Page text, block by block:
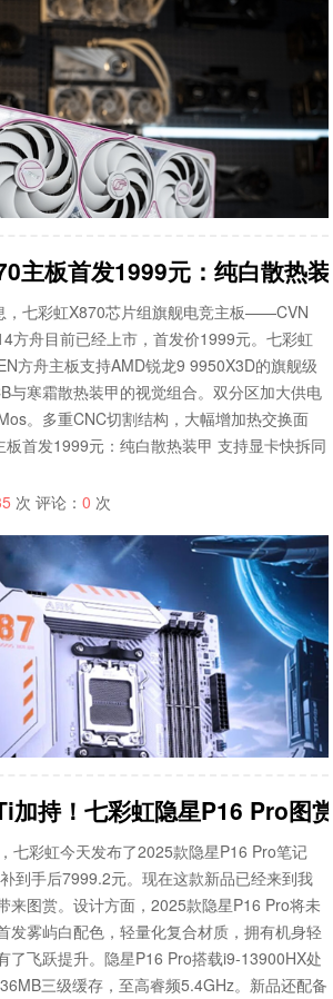
主板首发1999元：纯白散热
，七彩虹X870芯片组旗舰电竞主板——CVN
方舟目前已经上市，首发价1999元。七彩虹
方舟主板支持AMD锐龙9 9950X3D的旗舰级
与寒霜散热装甲的视觉组合。双分区加大供电
。多重CNC切割结构，大幅增加热交换面
首发1999元：纯白散热装甲 支持显卡快拆同
次 评论：0 次
加持！七彩虹隐星P16 Pro图
七彩虹今天发布了2025款隐星P16 Pro笔记
到手后7999.2元。现在这款新品已经来到我
来图赏。设计方面，2025款隐星P16 Pro将未
发雾屿白配色，轻量化复合材质，拥有机身轻
了飞跃提升。隐星P16 Pro搭载i9-13900HX处
三级缓存，至高睿频5.4GHz。新品还配备